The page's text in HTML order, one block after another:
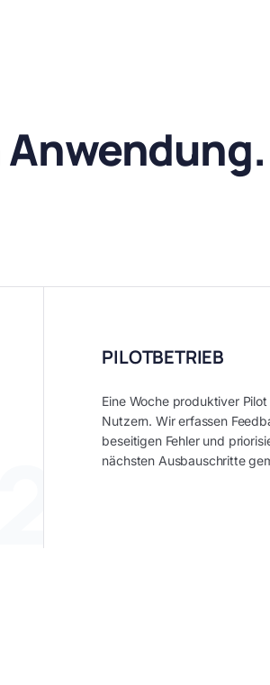
PILOTBETRIEB
Eine Woche produktiver
Nutzern. Wir erfassen
beseitigen Fehler und
nächsten Ausbauschritte